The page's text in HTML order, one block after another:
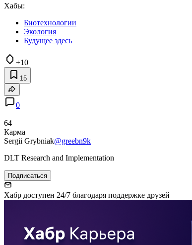
Хабы:
Биотехнологии
Экология
Будущее здесь
+10
15
0
64
Карма
Sergii Grybniak@greebn9k
DLT Research and Implementation
Подписаться
Хабр доступен 24/7 благодаря поддержке друзей